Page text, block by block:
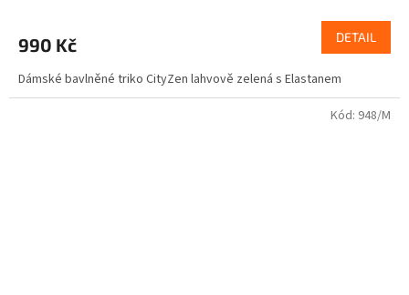
M
A
990 Kč DETAIL
Dámské bavlněné triko CityZen lahvově zelená s Elastanem
Kód: 948/M